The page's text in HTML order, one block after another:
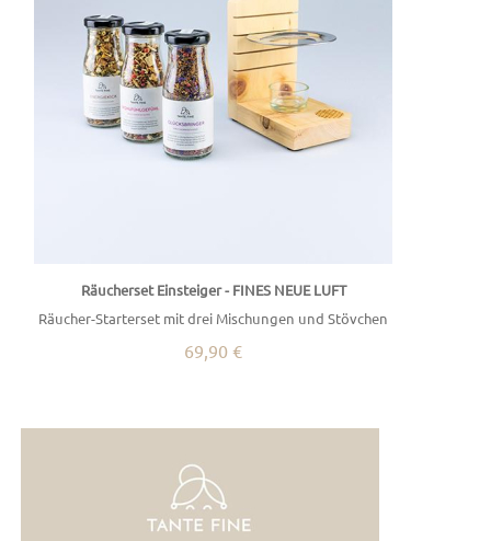
Räucherset Einsteiger - FINES NEUE LUFT
Räucher-Starterset mit drei Mischungen und Stövchen
69,90 €